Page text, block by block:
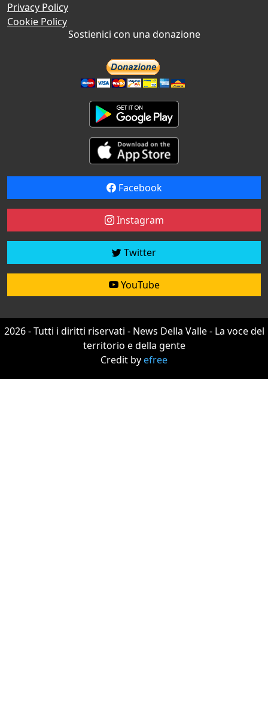
Privacy Policy
Cookie Policy
Sostienici con una donazione
Facebook
Instagram
Twitter
YouTube
2026 - Tutti i diritti riservati - News Della Valle - La voce del
territorio e della gente
Credit byefree